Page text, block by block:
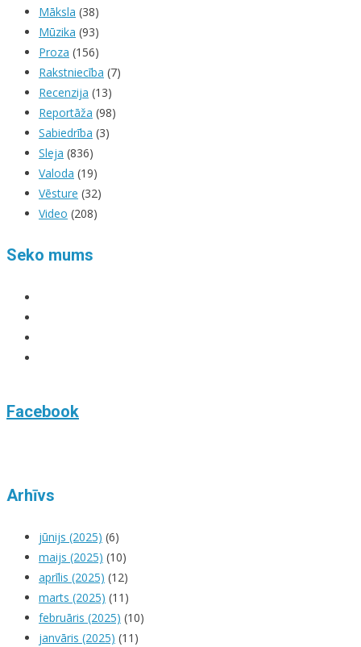
Māksla (38)
Mūzika (93)
Proza (156)
Rakstniecība (7)
Recenzija (13)
Reportāža (98)
Sabiedrība (3)
Sleja (836)
Valoda (19)
Vēsture (32)
Video (208)
Seko mums
Instagram
Facebook
Arhīvs
jūnijs (2025) (6)
maijs (2025) (10)
aprīlis (2025) (12)
marts (2025) (11)
februāris (2025) (10)
janvāris (2025) (11)